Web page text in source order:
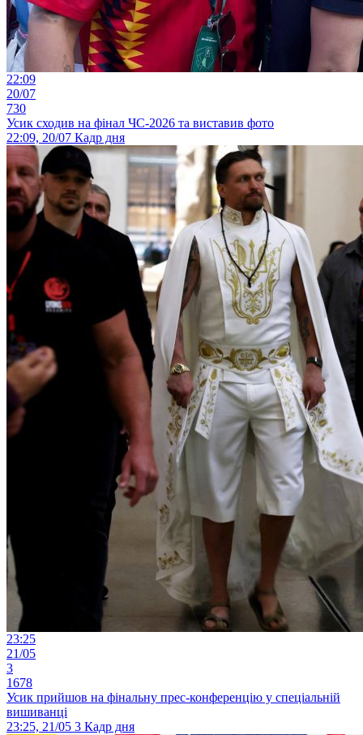
22:09
20/07
730
Усик сходив на фінал ЧС-2026 та виставив фото
22:09, 20/07 Кадр дня
23:25
21/05
3
1678
Усик прийшов на фінальну прес-конференцію у спеціальній
вишиванці
23:25, 21/05 3 Кадр дня